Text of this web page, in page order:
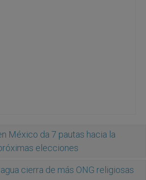
México da 7 pautas hacia la
elecciones
cierra de más ONG religiosas